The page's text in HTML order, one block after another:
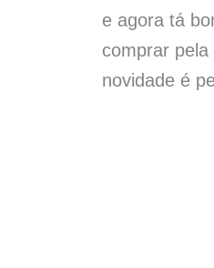
e agora tá
comprar
novidade é